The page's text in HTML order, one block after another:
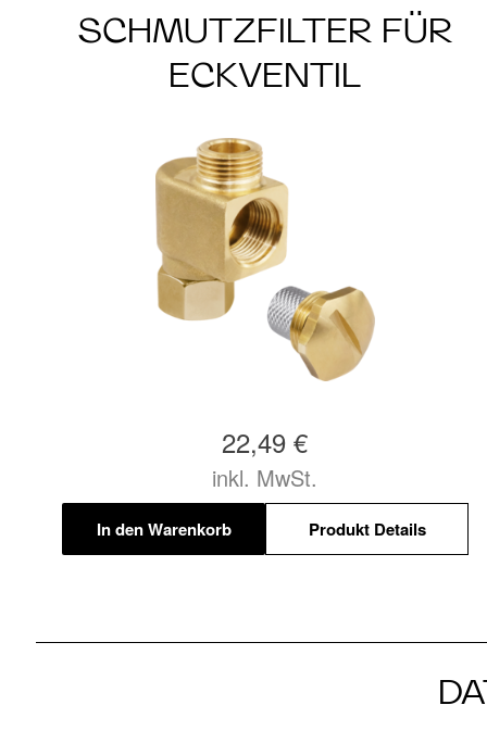
SCHMUTZFILTER FÜR
ECKVENTIL
22,49 €
inkl. MwSt.
In den Warenkorb Produkt Details